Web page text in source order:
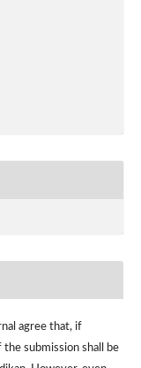
agree that, if
submission shall be